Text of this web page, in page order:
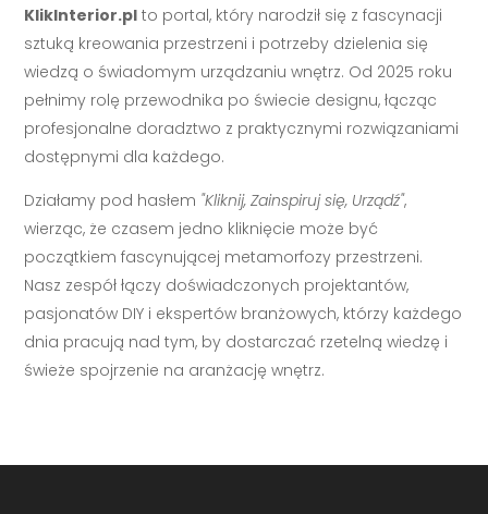
KlikInterior.pl to portal, który narodził się z fascynacji
sztuką kreowania przestrzeni i potrzeby dzielenia się
wiedzą o świadomym urządzaniu wnętrz. Od 2025 roku
pełnimy rolę przewodnika po świecie designu, łącząc
profesjonalne doradztwo z praktycznymi rozwiązaniami
dostępnymi dla każdego.
Działamy pod hasłem "Kliknij, Zainspiruj się, Urządź",
wierząc, że czasem jedno kliknięcie może być
początkiem fascynującej metamorfozy przestrzeni.
Nasz zespół łączy doświadczonych projektantów,
pasjonatów DIY i ekspertów branżowych, którzy każdego
dnia pracują nad tym, by dostarczać rzetelną wiedzę i
świeże spojrzenie na aranżację wnętrz.